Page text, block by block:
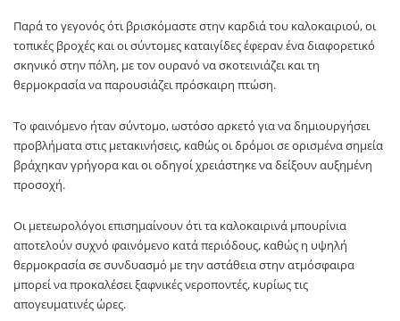
Παρά το γεγονός ότι βρισκόμαστε στην καρδιά του καλοκαιριού, οι
τοπικές βροχές και οι σύντομες καταιγίδες έφεραν ένα διαφορετικό
σκηνικό στην πόλη, με τον ουρανό να σκοτεινιάζει και τη
θερμοκρασία να παρουσιάζει πρόσκαιρη πτώση.
Το φαινόμενο ήταν σύντομο, ωστόσο αρκετό για να δημιουργήσει
προβλήματα στις μετακινήσεις, καθώς οι δρόμοι σε ορισμένα σημεία
βράχηκαν γρήγορα και οι οδηγοί χρειάστηκε να δείξουν αυξημένη
προσοχή.
Οι μετεωρολόγοι επισημαίνουν ότι τα καλοκαιρινά μπουρίνια
αποτελούν συχνό φαινόμενο κατά περιόδους, καθώς η υψηλή
θερμοκρασία σε συνδυασμό με την αστάθεια στην ατμόσφαιρα
μπορεί να προκαλέσει ξαφνικές νεροποντές, κυρίως τις
απογευματινές ώρες.